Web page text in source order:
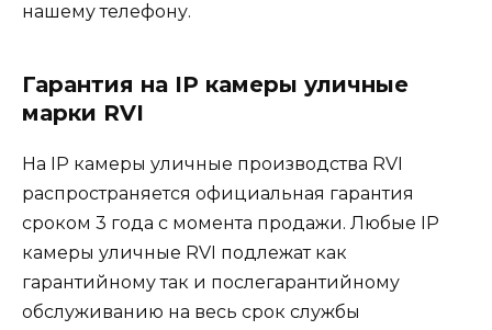
нашему телефону.
Гарантия на IP камеры уличные
марки RVI
На IP камеры уличные производства RVI
распространяется официальная гарантия
сроком 3 года с момента продажи. Любые IP
камеры уличные RVI подлежат как
гарантийному так и послегарантийному
обслуживанию на весь срок службы